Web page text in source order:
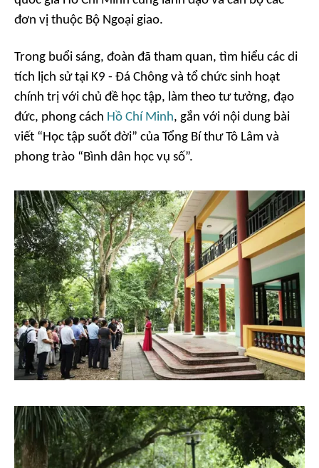
đơn vị thuộc Bộ Ngoại giao.
Trong buổi sáng, đoàn đã tham quan, tìm hiểu các di
tích lịch sử tại K9 - Đá Chông và tổ chức sinh hoạt
chính trị với chủ đề học tập, làm theo tư tưởng, đạo
đức, phong cách Hồ Chí Minh, gắn với nội dung bài
viết “Học tập suốt đời” của Tổng Bí thư Tô Lâm và
phong trào “Bình dân học vụ số”.